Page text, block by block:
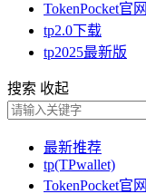
TokenPocket官网
tp2.0下载
tp2025最新版
搜索 收起
最新推荐
tp(TPwallet)
TokenPocket官网